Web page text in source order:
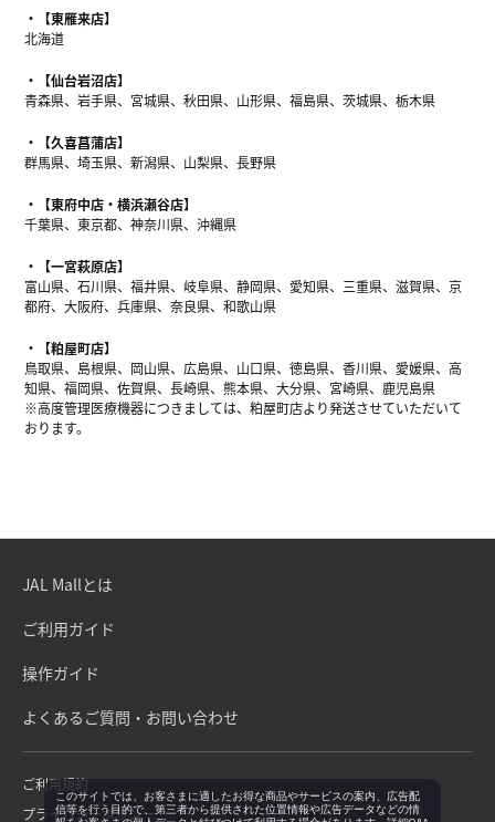
【東雁来店】
北海道
【仙台岩沼店】
青森県、岩手県、宮城県、秋田県、山形県、福島県、茨城県、栃木県
【久喜菖蒲店】
群馬県、埼玉県、新潟県、山梨県、長野県
【東府中店・横浜瀬谷店】
千葉県、東京都、神奈川県、沖縄県
【一宮萩原店】
富山県、石川県、福井県、岐阜県、静岡県、愛知県、三重県、滋賀県、京
都府、大阪府、兵庫県、奈良県、和歌山県
【粕屋町店】
鳥取県、島根県、岡山県、広島県、山口県、徳島県、香川県、愛媛県、高
知県、福岡県、佐賀県、長崎県、熊本県、大分県、宮崎県、鹿児島県
※高度管理医療機器につきましては、粕屋町店より発送させていただいて
おります。
JAL Mallとは
ご利用ガイド
操作ガイド
よくあるご質問・お問い合わせ
ご利用規約
プライバシーポリシー
このサイトでは、お客さまに適したお得な商品やサービスの案内、広告配
信等を行う目的で、第三者から提供された位置情報や広告データなどの情